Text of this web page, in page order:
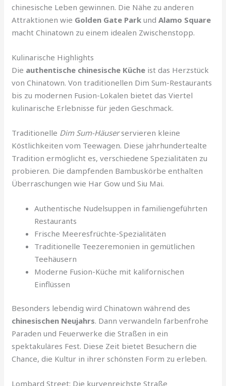
chinesische Leben gewinnen. Die Nähe zu anderen
Attraktionen wie Golden Gate Park undAlamo Square
macht Chinatown zu einem idealen Zwischenstopp.
Kulinarische Highlights
Die authentische chinesische Küche ist das Herzstück
von Chinatown. Von traditionellen Dim Sum-Restaurants
bis zu modernen Fusion-Lokalen bietet das Viertel
kulinarische Erlebnisse für jeden Geschmack.
Traditionelle Dim Sum-Häuserservieren kleine
Köstlichkeiten vom Teewagen. Diese jahrhundertealte
Tradition ermöglicht es, verschiedene Spezialitäten zu
probieren. Die dampfenden Bambuskörbe enthalten
Überraschungen wie Har Gow und Siu Mai.
Authentische Nudelsuppen in familiengeführten
Restaurants
Frische Meeresfrüchte-Spezialitäten
Traditionelle Teezeremonien in gemütlichen
Teehäusern
Moderne Fusion-Küche mit kalifornischen
Einflüssen
Besonders lebendig wird Chinatown während des
chinesischen Neujahrs. Dann verwandeln farbenfrohe
Paraden und Feuerwerke die Straßen in ein
spektakuläres Fest. Diese Zeit bietet Besuchern die
Chance, die Kultur in ihrer schönsten Form zu erleben.
Lombard Street: Die kurvenreichste Straße